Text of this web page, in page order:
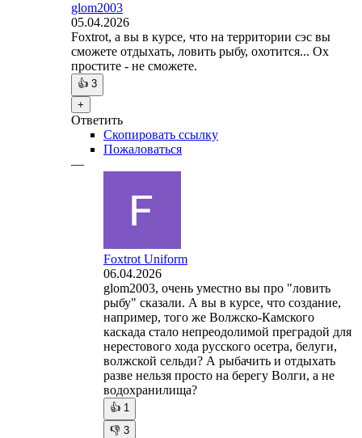
glom2003
05.04.2026
Foxtrot, а вы в курсе, что на территории сэс вы
сможете отдыхать, ловить рыбу, охотится... Ох
простите - не сможете.
👍 3
+
Ответить
Скопировать ссылку
Пожаловаться
—
Foxtrot Uniform
06.04.2026
glom2003, очень уместно вы про "ловить
рыбу" сказали. А вы в курсе, что создание,
например, того же Волжско-Камского
каскада стало непреодолимой преградой для
нерестового хода русского осетра, белуги,
волжской сельди? А рыбачить и отдыхать
разве нельзя просто на берегу Волги, а не
водохранилища?
👍 1
👎 3